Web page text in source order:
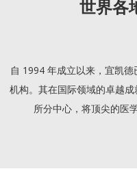
世界各
自 1994 年成立以来，宜凯
机构。其在国际领域的卓越
所分中心，将顶尖的医